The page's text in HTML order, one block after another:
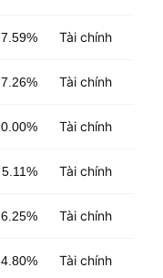
7.59% Tài chính
7.26% Tài chính
0.00% Tài chính
5.11% Tài chính
6.25% Tài chính
4.80% Tài chính